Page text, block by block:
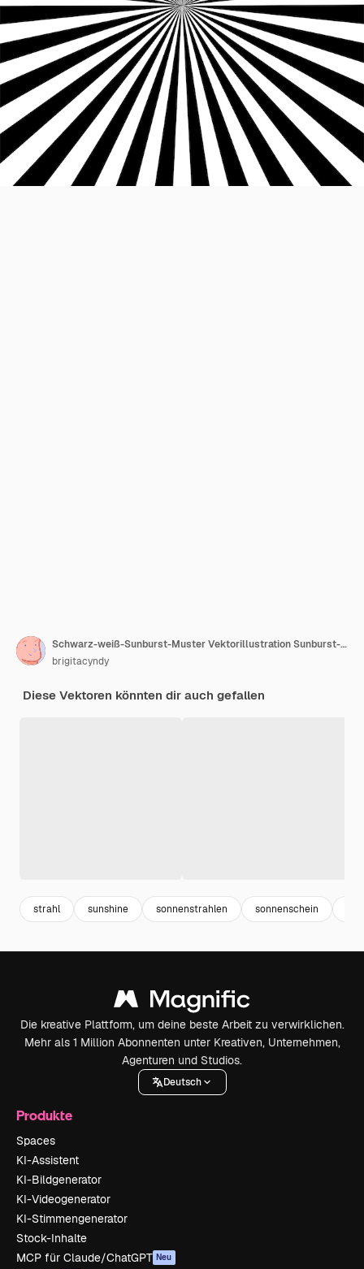
Schwarz-weiß-Sunburst-Muster Vektorillustration Sunburst-Vektoren Sunburst-Retro-Vintage-Sunburst
brigitacyndy
Diese Vektoren könnten dir auch gefallen
strahl sunshine sonnenstrahlen sonnenschein
Die kreative Plattform, um deine beste Arbeit zu verwirklichen.
Mehr als 1 Million Abonnenten unter Kreativen, Unternehmen,
Agenturen und Studios.
Deutsch
Produkte
Spaces
KI-Assistent
KI-Bildgenerator
KI-Videogenerator
KI-Stimmengenerator
Stock-Inhalte
MCP für Claude/ChatGPT Neu